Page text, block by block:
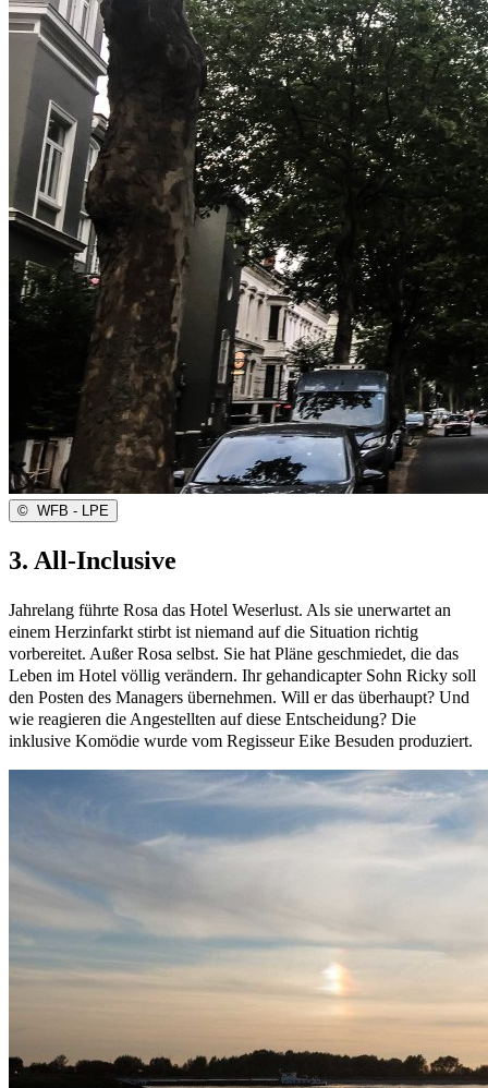
© WFB - LPE
3. All-Inclusive
Jahrelang führte Rosa das Hotel Weserlust. Als sie unerwartet an
einem Herzinfarkt stirbt ist niemand auf die Situation richtig
vorbereitet. Außer Rosa selbst. Sie hat Pläne geschmiedet, die das
Leben im Hotel völlig verändern. Ihr gehandicapter Sohn Ricky soll
den Posten des Managers übernehmen. Will er das überhaupt? Und
wie reagieren die Angestellten auf diese Entscheidung? Die
inklusive Komödie wurde vom Regisseur Eike Besuden produziert.